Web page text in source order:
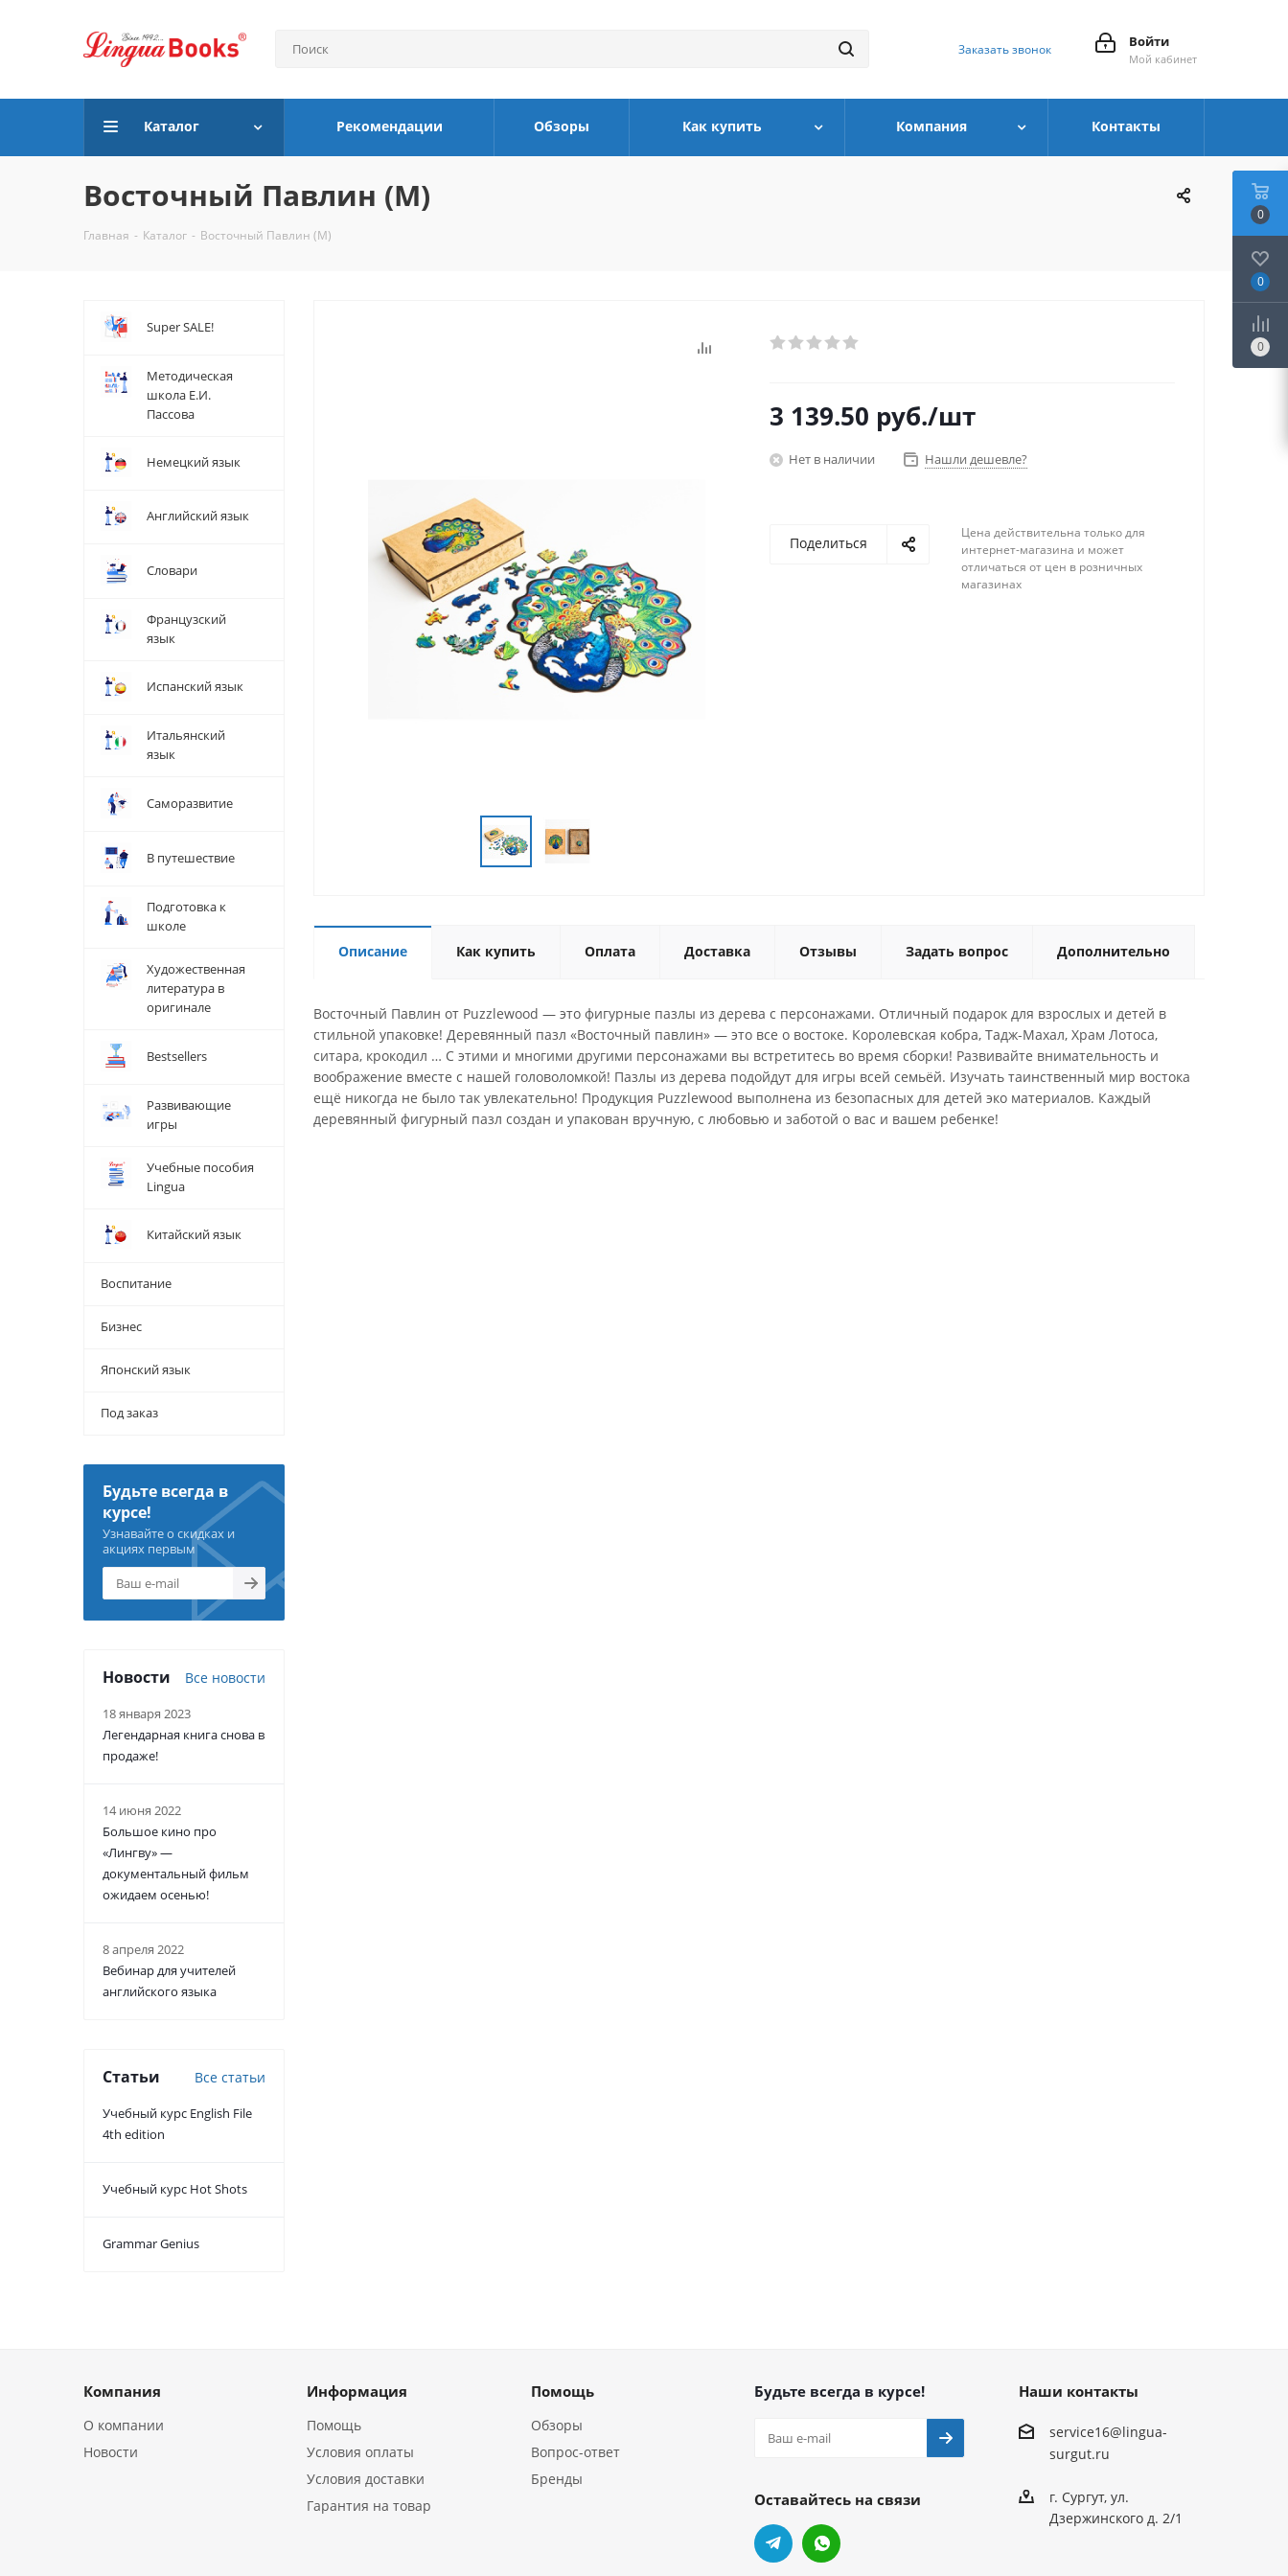
Войти
Мой кабинет
Заказать звонок
Каталог Рекомендации Обзоры Как купить Компания Контакты
Восточный Павлин (M)
Главная - Каталог - Восточный Павлин (M)
3 139.50 руб./шт
Нет в наличии Нашли дешевле?
Поделиться
Цена действительна только для
интернет-магазина и может
отличаться от цен в розничных
магазинах
Описание Как купить Оплата Доставка Отзывы Задать вопрос Дополнительно
Восточный Павлин от Puzzlewood — это фигурные пазлы из дерева с персонажами. Отличный подарок для взрослых и детей в
стильной упаковке! Деревянный пазл «Восточный павлин» — это все о востоке. Королевская кобра, Тадж-Махал, Храм Лотоса,
ситара, крокодил … С этими и многими другими персонажами вы встретитесь во время сборки! Развивайте внимательность и
воображение вместе с нашей головоломкой! Пазлы из дерева подойдут для игры всей семьёй. Изучать таинственный мир востока
ещё никогда не было так увлекательно! Продукция Puzzlewood выполнена из безопасных для детей эко материалов. Каждый
деревянный фигурный пазл создан и упакован вручную, с любовью и заботой о вас и вашем ребенке!
Super SALE!
Методическая
школа Е.И.
Пассова
Немецкий язык
Английский язык
Словари
Французский
язык
Испанский язык
Итальянский
язык
Саморазвитие
В путешествие
Подготовка к
школе
Художественная
литература в
оригинале
Bestsellers
Развивающие
игры
Учебные пособия
Lingua
Китайский язык
Воспитание
Бизнес
Японский язык
Под заказ
Будьте всегда в
курсе!
Узнавайте о скидках и
акциях первым
Новости Все новости
18 января 2023
Легендарная книга снова в
продаже!
14 июня 2022
Большое кино про
«Лингву» —
документальный фильм
ожидаем осенью!
8 апреля 2022
Вебинар для учителей
английского языка
Статьи Все статьи
Учебный курс English File
4th edition
Учебный курс Hot Shots
Grammar Genius
Компания
О компании
Новости
Информация
Помощь
Условия оплаты
Условия доставки
Гарантия на товар
Помощь
Обзоры
Вопрос-ответ
Бренды
Будьте всегда в курсе!
Оставайтесь на связи
Наши контакты
service16@lingua-
surgut.ru
г. Сургут,ул.
Дзержинского д. 2/1
0
0
0